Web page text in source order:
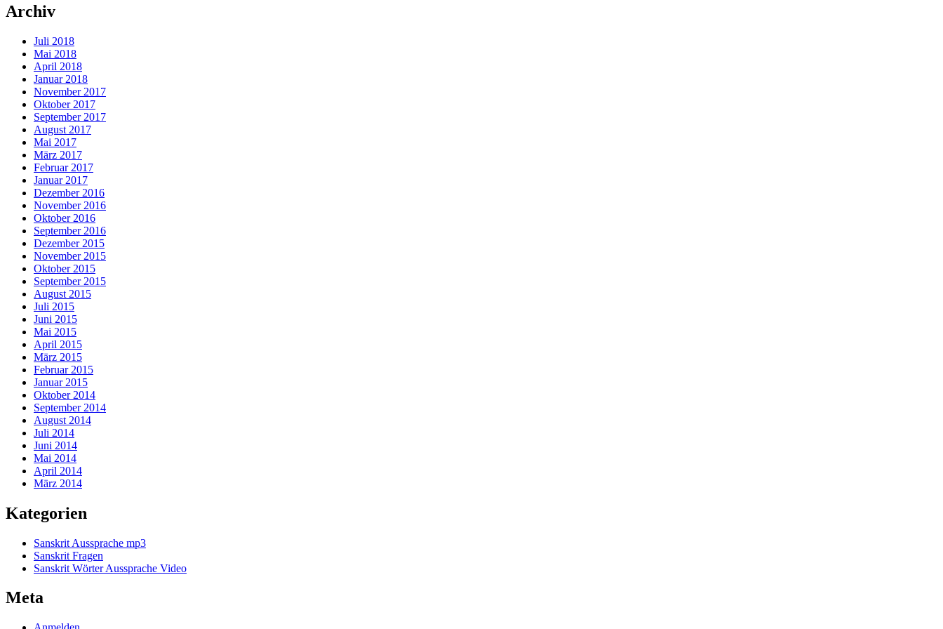
Archiv
Juli 2018
Mai 2018
April 2018
Januar 2018
November 2017
Oktober 2017
September 2017
August 2017
Mai 2017
März 2017
Februar 2017
Januar 2017
Dezember 2016
November 2016
Oktober 2016
September 2016
Dezember 2015
November 2015
Oktober 2015
September 2015
August 2015
Juli 2015
Juni 2015
Mai 2015
April 2015
März 2015
Februar 2015
Januar 2015
Oktober 2014
September 2014
August 2014
Juli 2014
Juni 2014
Mai 2014
April 2014
März 2014
Kategorien
Sanskrit Aussprache mp3
Sanskrit Fragen
Sanskrit Wörter Aussprache Video
Meta